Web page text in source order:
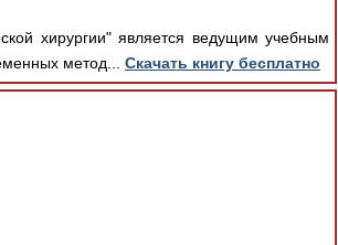
хирургии" является ведущим учебным
метод... Скачать книгу бесплатно